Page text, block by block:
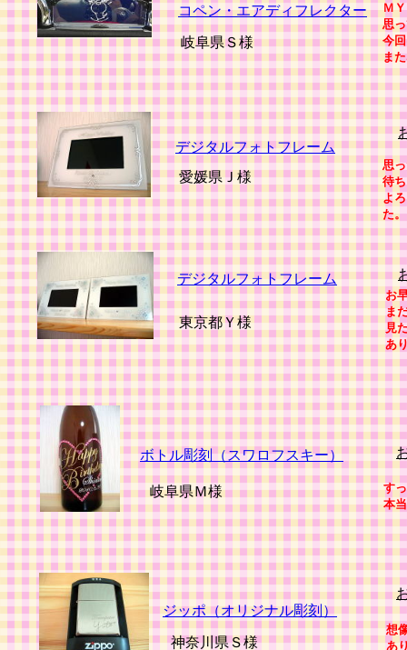
デジタルフォトフレーム
ジッポ（オリジナル彫刻）
神奈川県Ｓ様
コペン・エアディフレクター
Ｍ
思
今
ま
想
あ
ボトル彫刻（スワロフスキー）
岐阜県Ｍ様
愛媛県Ｊ様
岐阜県Ｓ様
す
本
お
ま
見
あ
東京都Ｙ様
デジタルフォトフレーム
思
待
よ
た。